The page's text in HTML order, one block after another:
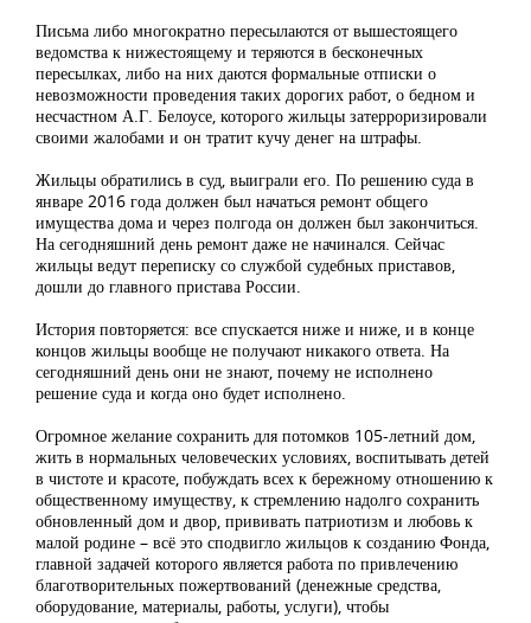
Письма либо многократно пересылаются от вышестоящего
ведомства к нижестоящему и теряются в бесконечных
пересылках, либо на них даются формальные отписки о
невозможности проведения таких дорогих работ, о бедном и
несчастном А.Г. Белоусе, которого жильцы затерроризировали
своими жалобами и он тратит кучу денег на штрафы.
Жильцы обратились в суд, выиграли его. По решению суда в
январе 2016 года должен был начаться ремонт общего
имущества дома и через полгода он должен был закончиться.
На сегодняшний день ремонт даже не начинался. Сейчас
жильцы ведут переписку со службой судебных приставов,
дошли до главного пристава России.
История повторяется: все спускается ниже и ниже, и в конце
концов жильцы вообще не получают никакого ответа. На
сегодняшний день они не знают, почему не исполнено
решение суда и когда оно будет исполнено.
Огромное желание сохранить для потомков 105-летний дом,
жить в нормальных человеческих условиях, воспитывать детей
в чистоте и красоте, побуждать всех к бережному отношению к
общественному имуществу, к стремлению надолго сохранить
обновленный дом и двор, прививать патриотизм и любовь к
малой родине – всё это сподвигло жильцов к созданию Фонда,
главной задачей которого является работа по привлечению
благотворительных пожертвований (денежные средства,
оборудование, материалы, работы, услуги), чтобы